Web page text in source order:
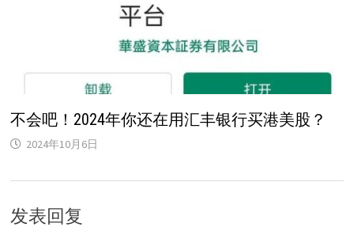
不会吧！2024年你还在用汇丰银行买港美股？
2024年10月6日
发表回复